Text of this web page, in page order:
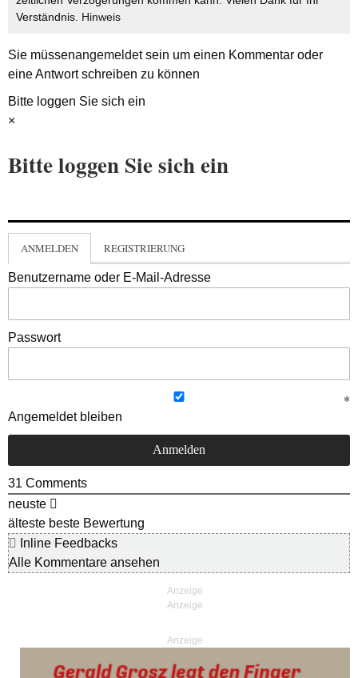
Verständnis. Hinweis
Sie müssenangemeldetsein um einen Kommentar oder
eine Antwort schreiben zu können
Bitte loggen Sie sich ein
×
Bitte loggen Sie sich ein
ANMELDEN REGISTRIERUNG
Benutzername oder E-Mail-Adresse
Passwort
Angemeldet bleiben
31 Comments
neuste
älteste beste Bewertung
Inline Feedbacks
Alle Kommentare ansehen
Anzeige